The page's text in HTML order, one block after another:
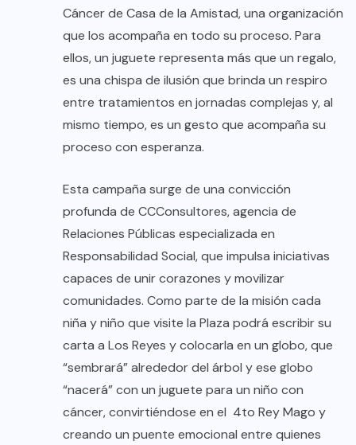
Cáncer de Casa de la Amistad, una organización
que los acompaña en todo su proceso. Para
ellos, un juguete representa más que un regalo,
es una chispa de ilusión que brinda un respiro
entre tratamientos en jornadas complejas y, al
mismo tiempo, es un gesto que acompaña su
proceso con esperanza.
Esta campaña surge de una convicción
profunda de CCConsultores, agencia de
Relaciones Públicas especializada en
Responsabilidad Social, que impulsa iniciativas
capaces de unir corazones y movilizar
comunidades. Como parte de la misión cada
niña y niño que visite la Plaza podrá escribir su
carta a Los Reyes y colocarla en un globo, que
“sembrará” alrededor del árbol y ese globo
“nacerá” con un juguete para un niño con
cáncer, convirtiéndose en el 4to Rey Mago y
creando un puente emocional entre quienes